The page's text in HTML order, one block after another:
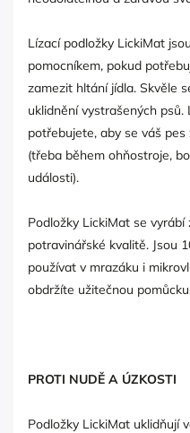
Lízací podložky LickiMat
pomocníkem, pokud
zamezit hltání jídla. Skvěle
uklidnění vystrašených
potřebujete, aby se váš
(třeba během ohňostroje,
události).
Podložky LickiMat se vyrábí
potravinářské kvalitě. Jsou
používat v mrazáku i
obdržíte užitečnou
PROTI NUDĚ A ÚZKOSTI
Podložky LickiMat uklidňují